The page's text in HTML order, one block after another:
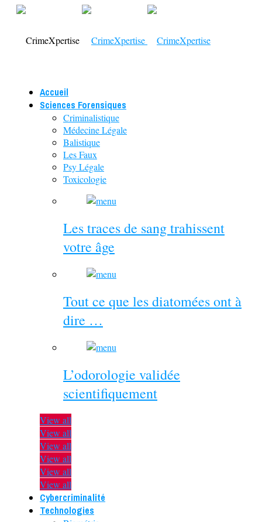
Accueil
Sciences Forensiques
Criminalistique
Médecine Légale
Balistique
Les Faux
Psy Légale
Toxicologie
Les traces de sang trahissent
votre âge
Tout ce que les diatomées ont à
dire …
L’odorologie validée
scientifiquement
View all
View all
View all
View all
View all
View all
Cybercriminalité
Technologies